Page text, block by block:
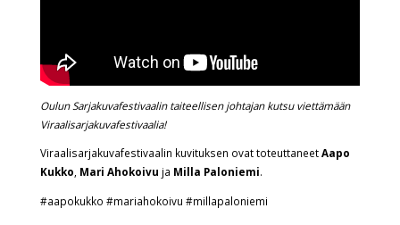
Oulun Sarjakuvafestivaalin taiteellisen johtajan kutsu viettämään
Viraalisarjakuvafestivaalia!
Viraalisarjakuvafestivaalin kuvituksen ovat toteuttaneetAapo
Kukko, Mari Ahokoivu ja Milla Paloniemi.
#aapokukko #mariahokoivu #millapaloniemi